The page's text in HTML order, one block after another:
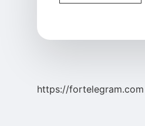
Yerine
https://fortelegram.com